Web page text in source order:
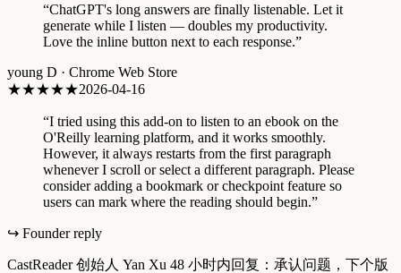
“ChatGPT's long answers are finally listenable. Let it
generate while I listen — doubles my productivity.
Love the inline button next to each response.”
young D · Chrome Web Store
★★★★★2026-04-16
“I tried using this add-on to listen to an ebook on the
O'Reilly learning platform, and it works smoothly.
However, it always restarts from the first paragraph
whenever I scroll or select a different paragraph. Please
consider adding a bookmark or checkpoint feature so
users can mark where the reading should begin.”
↪ Founder reply
CastReader 创始人 Yan Xu 48 小时内回复：承认问题，下个版